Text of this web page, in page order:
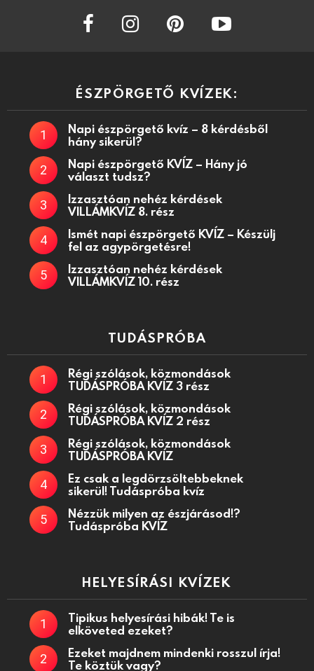
facebook instagram
ÉSZPÖRGETŐ KVÍZEK:
Napi észpörgető kvíz – 8 kérdésből
hány sikerül?
Napi észpörgető KVÍZ – Hány jó
választ tudsz?
Izzasztóan nehéz kérdések
VILLÁMKVÍZ 8. rész
Ismét napi észpörgető KVÍZ – Készülj
fel az agypörgetésre!
Izzasztóan nehéz kérdések
VILLÁMKVÍZ 10. rész
TUDÁSPRÓBA
Régi szólások, közmondások
TUDÁSPRÓBA KVÍZ 3 rész
Régi szólások, közmondások
TUDÁSPRÓBA KVÍZ 2 rész
Régi szólások, közmondások
TUDÁSPRÓBA KVÍZ
Ez csak a legdörzsöltebbeknek
sikerül! Tudáspróba kvíz
Nézzük milyen az észjárásod!?
Tudáspróba KVÍZ
HELYESÍRÁSI KVÍZEK
Tipikus helyesírási hibák! Te is
elköveted ezeket?
Ezeket majdnem mindenki rosszul írja!
Te köztük vagy?